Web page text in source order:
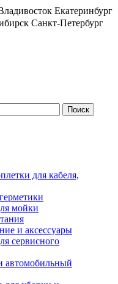
Екатеринбург
Санкт-Петербург
для кабеля,
мойки
и аксессуары
сервисного
автомобильный